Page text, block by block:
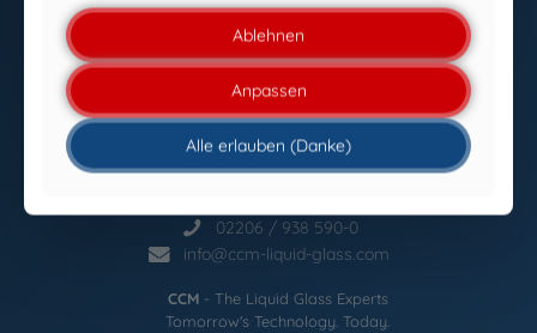
Startseite Impressum
Datenschutzerklärung
Sitemap
Kontakt
02206 / 938 590-0
info@ccm-liquid-glass.com
Newsletter
CCM- The Liquid Glass Experts
Tomorrow's Technology. Today.
Ablehnen
Anpassen
Alle erlauben (Danke)